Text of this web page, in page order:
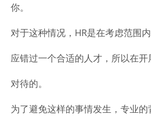
你。
对于这种情况，HR是在考虑范围
应错过一个合适的人才，所以在
对待的。
为了避免这样的事情发生，专业的